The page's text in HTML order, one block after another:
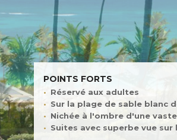
POINTS FORTS
Réservé aux adultes
Sur la plage de sable blanc
Nichée à l'ombre d'une
Suites avec superbe vue sur